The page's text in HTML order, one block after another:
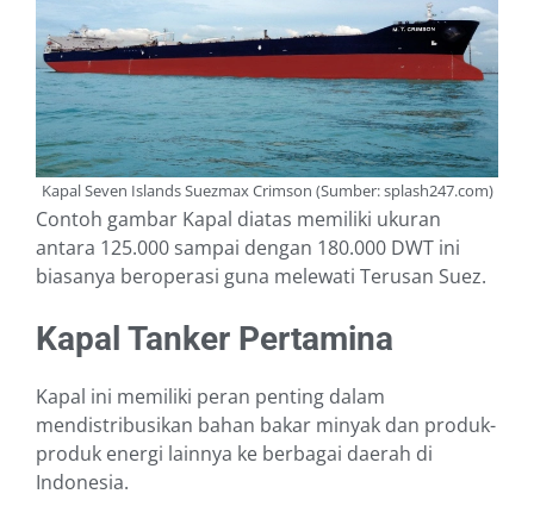
Kapal Seven Islands Suezmax Crimson (Sumber: splash247.com)
Contoh gambar Kapal diatas memiliki ukuran
antara 125.000 sampai dengan 180.000 DWT ini
biasanya beroperasi guna melewati Terusan Suez.
Kapal Tanker Pertamina
Kapal ini memiliki peran penting dalam
mendistribusikan bahan bakar minyak dan produk-
produk energi lainnya ke berbagai daerah di
Indonesia.